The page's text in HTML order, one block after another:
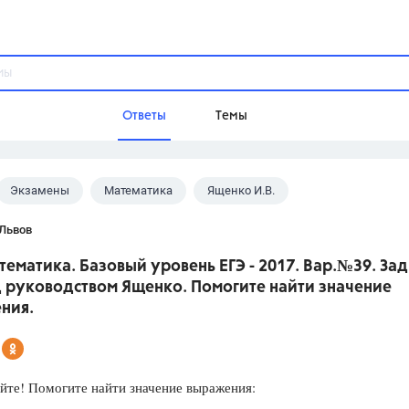
Ответы Темы
Домашнее задание
Разумовская М.М.,
Экзамены Математика Ященко И.В.
Базовый уровень ЕГЭ - 2017. Вар.№39.
Ященко. Помогите найти значение
Помогите найти значение выражения: